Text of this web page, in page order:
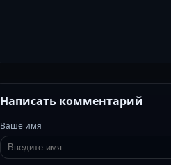
Написать комментарий
Ваше имя